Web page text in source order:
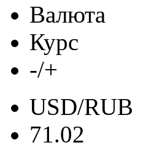
Валюта
Курс
-/+
USD/RUB
71.02